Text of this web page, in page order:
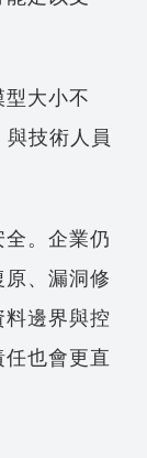
大小不
技術人員
。企業仍
、漏洞修
邊界與控
也會更直